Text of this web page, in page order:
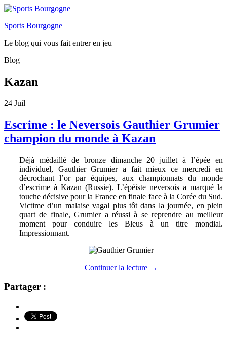
Sports Bourgogne
Le blog qui vous fait entrer en jeu
Blog
Kazan
24 Juil
Escrime : le Neversois Gauthier Grumier
champion du monde à Kazan
Déjà médaillé de bronze dimanche 20 juillet à l’épée en
individuel, Gauthier Grumier a fait mieux ce mercredi en
décrochant l’or par équipes, aux championnats du monde
d’escrime à Kazan (Russie). L’épéiste neversois a marqué la
touche décisive pour la France en finale face à la Corée du Sud.
Victime d’un malaise vagal plus tôt dans la journée, en plein
quart de finale, Grumier a réussi à se reprendre au meilleur
moment pour conduire les Bleus à un titre mondial.
Impressionnant.
Continuer la lecture →
Partager :